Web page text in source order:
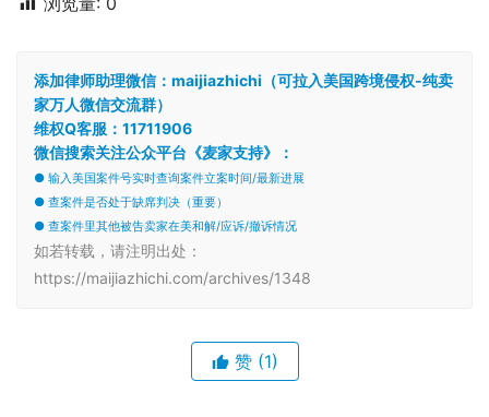
添加律师助理微信：maijiazhichi（可拉入美国跨境侵权-纯卖
家万人微信交流群）
维权Q客服：11711906
微信搜索关注公众平台《麦家支持》：
● 输入美国案件号实时查询案件立案时间/最新进展
● 查案件是否处于缺席判决（重要）
● 查案件里其他被告卖家在美和解/应诉/撤诉情况
如若转载，请注明出处：
https://maijiazhichi.com/archives/1348
赞 (1)